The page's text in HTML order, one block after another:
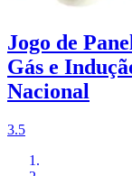
Jogo de
Gás e
Nacional
3.5